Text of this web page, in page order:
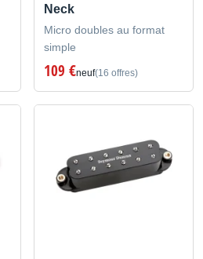
Neck
Micro doubles au format
simple
109 €neuf(16 offres)